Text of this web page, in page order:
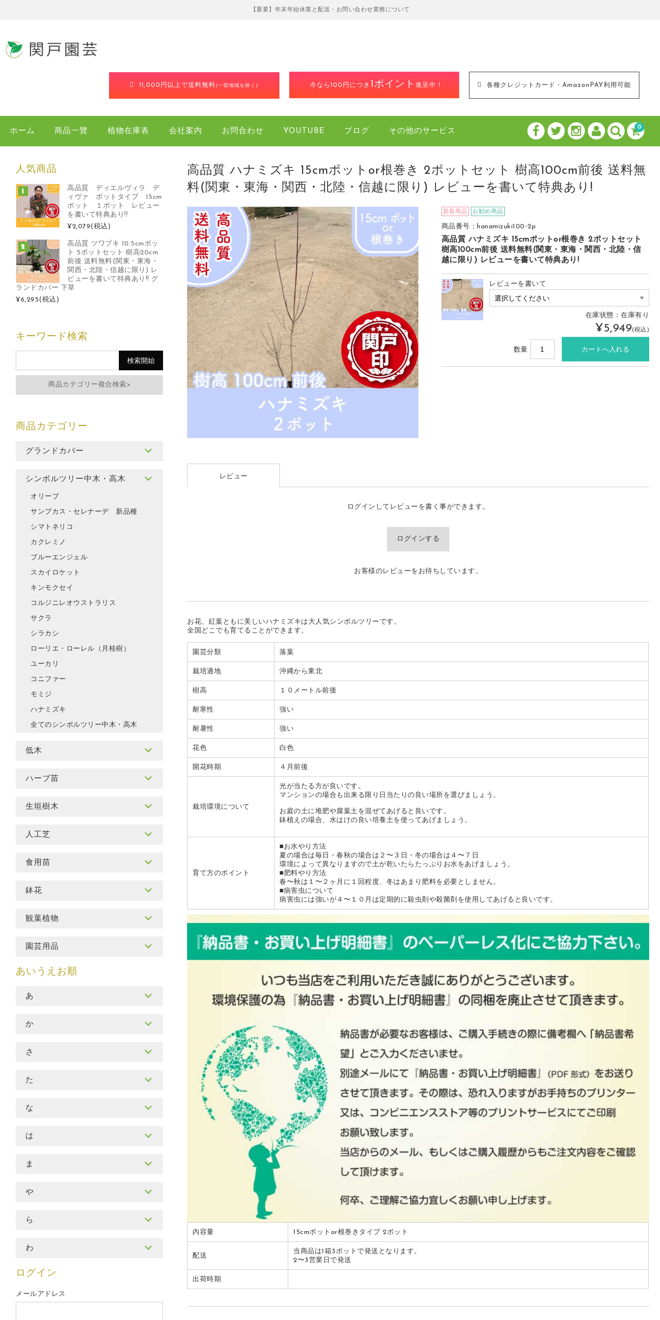
【重要】年末年始休業と配送・お問い合わせ業務について
11,000円以上で送料無料(一部地域を除く) 今なら100円につき 1ポイント進呈中！ 各種クレジットカード・AmazonPAY利用可能
0
ホーム 商品一覽 植物在庫表 会社案内 お問合わせ YOUTUBE ブログ その他のサービス
高品質 ハナミズキ 15cmポットor根巻き 2ポットセット 樹高100cm前後 送料無
料(関東・東海・関西・北陸・信越に限り) レビューを書いて特典あり!
新着商品 お勧め商品
商品番号：hanamizuki100-2p
高品質 ハナミズキ 15cmポットor根巻き 2ポットセット
樹高100cm前後 送料無料(関東・東海・関西・北陸・信
越に限り) レビューを書いて特典あり!
レビューを書いて
在庫状態：在庫有り
¥5,949(税込)
数量
レビュー
ログインしてレビューを書く事ができます。
ログインする
お客様のレビューをお待ちしています。
お花、紅葉ともに美しいハナミズキは大人気シンボルツリーです。
全国どこでも育てることができます。
園芸分類 落葉
栽培適地 沖縄から東北
樹高 １０メートル前後
耐寒性 強い
耐暑性 強い
花色 白色
開花時期 ４月前後
栽培環境について
光が当たる方が良いです。
マンションの場合も出来る限り日当たりの良い場所を選びましょう。
お庭の土に堆肥や腐葉土を混ぜてあげると良いです。
鉢植えの場合、水はけの良い培養土を使ってあげましょう。
育て方のポイント
■お水やり方法
夏の場合は毎日・春秋の場合は２〜３日・冬の場合は４〜７日
環境によって異なりますので土が乾いたらたっぷりお水をあげましょう。
■肥料やり方法
春〜秋は１〜２ヶ月に１回程度、冬はあまり肥料を必要としません。
■病害虫について
病害虫には強いが４〜１０月は定期的に殺虫剤や殺菌剤を使用してあげると良いです。
内容量 15cmポットor根巻きタイプ 2ポット
配送
当商品は1箱3ポットで発送となります。
2〜3営業日で発送
出荷時期
人気商品
高品質 ディエルヴィラ デ
ィヴァ ポットタイプ 15cm
ポット １ポット レビュー
を書いて特典あり!!
¥2,079(税込)
高品質 ツワブキ 10.5cmポッ
ト 5ポットセット 樹高20cm
前後 送料無料(関東・東海・
関西・北陸・信越に限り) レ
ビューを書いて特典あり!! グ
ランドカバー 下草
¥6,295(税込)
キーワード検索
商品カテゴリー複合検索>
グランドカバー
シンボルツリー中木・高木
オリーブ
サンブカス・セレナーデ 新品種
シマトネリコ
カクレミノ
ブルーエンジェル
スカイロケット
キンモクセイ
コルジニレオウストラリス
サクラ
シラカシ
ローリエ・ローレル（月桂樹）
ユーカリ
コニファー
モミジ
ハナミズキ
全てのシンボルツリー中木・高木
低木
ハーブ苗
生垣樹木
人工芝
食用苗
鉢花
観葉植物
園芸用品
あ
か
さ
た
な
は
ま
や
ら
わ
ログイン
メールアドレス